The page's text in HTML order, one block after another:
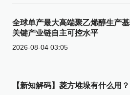
全球单产最大高端聚乙烯醇生产
关键产业链自主可控水平
2026-08-04 03:05
【新知解码】菱方堆垛有什么用？